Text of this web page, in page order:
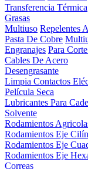
Transferencia Térmica
Grasas
Multiuso Repelentes
Pasta De Cobre
Engranajes Para
Cables De Acero
Desengrasante
Limpia Contactos
Película Seca
Lubricantes Para
Solvente
Rodamientos
Rodamientos Eje
Rodamientos Eje
Rodamientos Eje
Correas